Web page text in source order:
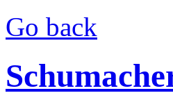
Go back